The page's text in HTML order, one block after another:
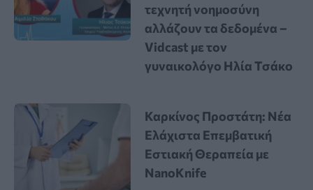
τεχνητή νοημοσύνη
αλλάζουν τα δεδομένα –
Vidcast με τον
γυναικολόγο Ηλία Τσάκο
Καρκίνος Προστάτη: Νέα
Ελάχιστα Επεμβατική
Εστιακή Θεραπεία με
NanoKnife